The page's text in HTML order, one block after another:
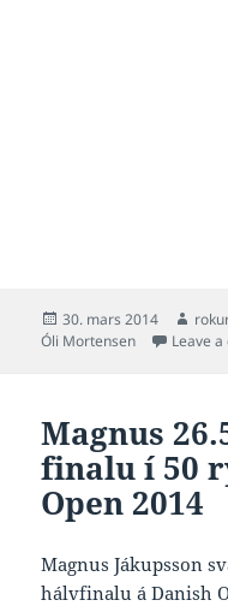
Posted
on
30. mars 2014
Óli Mortensen
Leave
Magnus
finalu í 50
Open 2014
Magnus Jákupsson
hálvfinalu á Danish